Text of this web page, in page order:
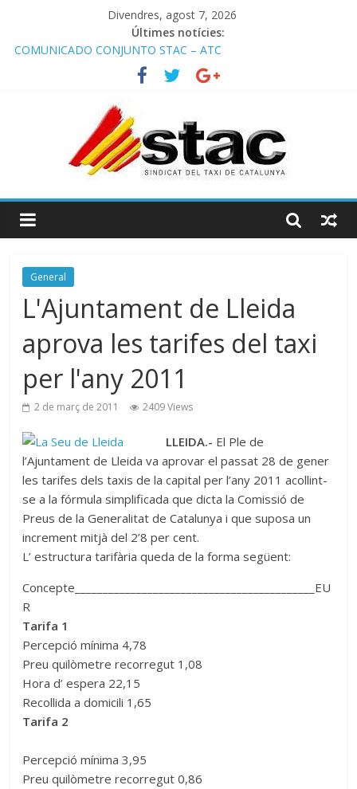
Divendres, agost 7, 2026
Últimes notícies:
COMUNICADO CONJUNTO STAC – ATC
Comunicado STAC/ ATC de la reunión con los Mossos d
‘Esquadra del aeropuerto de Barcelona.
Programa de Radio TAXI LIBRE 29.07.2026 en COOLTURA FM.
STAC/ATC SOLICITAN TAULA TÈCNICA PARA MEJORAR LA
OPERATIVA DE ENTRADA EN EL PUERTO DE BARCELONA.
Programa de Radio TAXI LIBRE 22.07.2026 en COOLTURA FM.
General
L'Ajuntament de Lleida
aprova les tarifes del taxi
per l'any 2011
2 de març de 2011 2409 Views
LLEIDA.- El Ple de
l’Ajuntament de Lleida va aprovar el passat 28 de gener
les tarifes dels taxis de la capital per l’any 2011 acollint-
se a la fórmula simplificada que dicta la Comissió de
Preus de la Generalitat de Catalunya i que suposa un
increment mitjà del 2’8 per cent.
L’ estructura tarifària queda de la forma següent:
Concepte___________________________________________EU
R
Tarifa 1
Percepció mínima 4,78
Preu quilòmetre recorregut 1,08
Hora d’ espera 22,15
Recollida a domicili 1,65
Tarifa 2
Percepció mínima 3,95
Preu quilòmetre recorregut 0,86